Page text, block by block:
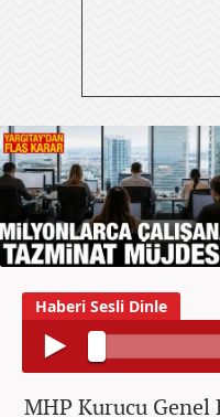
MHP Kurucu Genel